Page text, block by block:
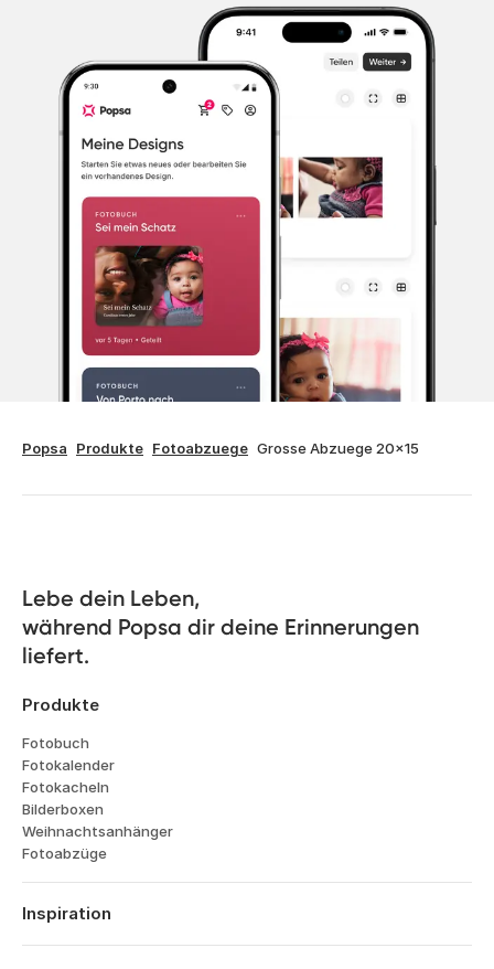
Popsa Produkte Fotoabzuege Grosse Abzuege 20x15
Lebe dein Leben,
während Popsa dir deine Erinnerungen
liefert.
Produkte
Fotobuch
Fotokalender
Fotokacheln
Bilderboxen
Weihnachtsanhänger
Fotoabzüge
Inspiration
Reisen